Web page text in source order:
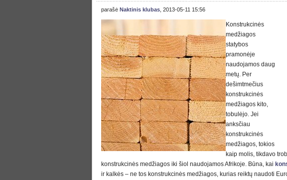
parašė Naktinis klubas , 2013-05-11 15:56
Konstrukcinės
medžiagos
statybos
pramonėje
naudojamos daug
metų. Per
dešimtmečius
konstrukcinės
medžiagos kito,
tobulėjo. Jei
anksčiau
konstrukcinės
medžiagos, tokios
kaip molis, tikdavo
konstrukcinės medžiagos iki šiol naudojamos Afrikoje. Būna, kai
ir kalkės – ne tos konstrukcinės medžiagos, kurias reiktų naudoti